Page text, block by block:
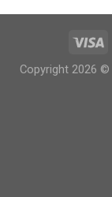
Copyright 2026 ©